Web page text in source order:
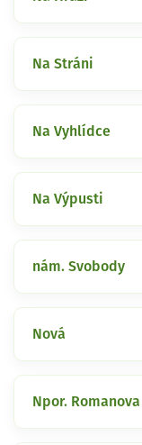
Na Stráni
Na Vyhlídce
Na Výpusti
nám. Svobody
Nová
Npor. Romanova